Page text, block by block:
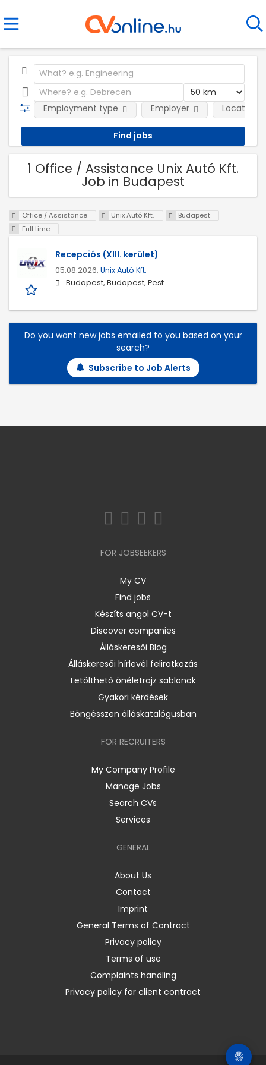
Employment type Employer Location
1 Office / Assistance Unix Autó Kft.
Job in Budapest
Office / Assistance Unix Autó Kft.
Budapest
Full time
Recepciós (XIII. kerület)
05.08.2026, Unix Autó Kft.
Budapest, Budapest, Pest
Do you want new jobs emailed to you based on your
search?
Subscribe to Job Alerts
FOR JOBSEEKERS
My CV
Find jobs
Készíts angol CV-t
Discover companies
Álláskeresői Blog
Álláskeresői hírlevél feliratkozás
Letölthető önéletrajz sablonok
Gyakori kérdések
Böngésszen álláskatalógusban
FOR RECRUITERS
My Company Profile
Manage Jobs
Search CVs
Services
GENERAL
About Us
Contact
Imprint
General Terms of Contract
Privacy policy
Terms of use
Complaints handling
Privacy policy for client contract